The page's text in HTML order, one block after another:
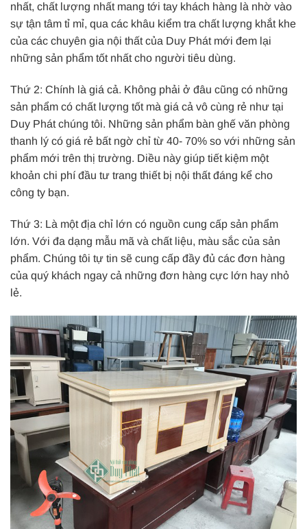
nhất, chất lượng nhất mang tới tay khách hàng là nhờ vào
sự tận tâm tỉ mỉ, qua các khâu kiểm tra chất lượng khắt khe
của các chuyên gia nội thất của Duy Phát mới đem lại
những sản phẩm tốt nhất cho người tiêu dùng.
Thứ 2: Chính là giá cả. Không phải ở đâu cũng có những
sản phẩm có chất lượng tốt mà giá cả vô cùng rẻ như tại
Duy Phát chúng tôi. Những sản phẩm bàn ghế văn phòng
thanh lý có giá rẻ bất ngờ chỉ từ 40- 70% so với những sản
phẩm mới trên thị trường. Diều này giúp tiết kiệm một
khoản chi phí đầu tư trang thiết bị nội thất đáng kể cho
công ty bạn.
Thứ 3: Là một địa chỉ lớn có nguồn cung cấp sản phẩm
lớn. Với đa dạng mẫu mã và chất liệu, màu sắc của sản
phẩm. Chúng tôi tự tin sẽ cung cấp đầy đủ các đơn hàng
của quý khách ngay cả những đơn hàng cực lớn hay nhỏ
lẻ.